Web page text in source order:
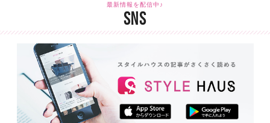
最新情報を配信中♪
SNS